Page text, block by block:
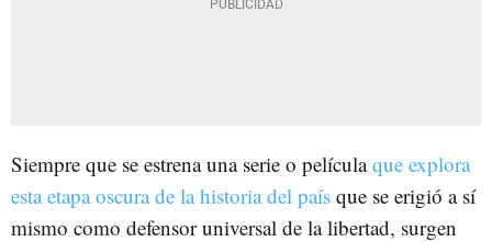
Siempre que se estrena una serie o películaque explora
esta etapa oscura de la historia del país que se erigió a sí
mismo como defensor universal de la libertad, surgen